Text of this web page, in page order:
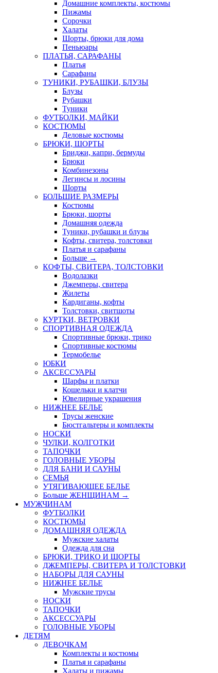
Домашние комплекты, костюмы
Пижамы
Сорочки
Халаты
Шорты, брюки для дома
Пеньюары
ПЛАТЬЯ, САРАФАНЫ
Платья
Сарафаны
ТУНИКИ, РУБАШКИ, БЛУЗЫ
Блузы
Рубашки
Туники
ФУТБОЛКИ, МАЙКИ
КОСТЮМЫ
Деловые костюмы
БРЮКИ, ШОРТЫ
Бриджи, капри, бермуды
Брюки
Комбинезоны
Легинсы и лосины
Шорты
БОЛЬШИЕ РАЗМЕРЫ
Костюмы
Брюки, шорты
Домашняя одежда
Туники, рубашки и блузы
Кофты, свитера, толстовки
Платья и сарафаны
Больше →
КОФТЫ, СВИТЕРА, ТОЛСТОВКИ
Водолазки
Джемперы, свитера
Жилеты
Кардиганы, кофты
Толстовки, свитшоты
КУРТКИ, ВЕТРОВКИ
СПОРТИВНАЯ ОДЕЖДА
Спортивные брюки, трико
Спортивные костюмы
Термобелье
ЮБКИ
AКСЕССУАРЫ
Шарфы и платки
Кошельки и клатчи
Ювелирные украшения
НИЖНЕЕ БЕЛЬЕ
Трусы женские
Бюстгальтеры и комплекты
НОСКИ
ЧУЛКИ, КОЛГОТКИ
ТАПОЧКИ
ГОЛОВНЫЕ УБОРЫ
ДЛЯ БАНИ И САУНЫ
СЕМЬЯ
УТЯГИВАЮЩЕЕ БЕЛЬЕ
Больше ЖЕНЩИНАМ →
МУЖЧИНАМ
ФУТБОЛКИ
КОСТЮМЫ
ДОМАШНЯЯ ОДЕЖДА
Мужские халаты
Одежда для сна
БРЮКИ, ТРИКО И ШОРТЫ
ДЖЕМПЕРЫ, СВИТЕРА И ТОЛСТОВКИ
НАБОРЫ ДЛЯ САУНЫ
НИЖНЕЕ БЕЛЬЕ
Мужские трусы
НОСКИ
ТАПОЧКИ
АКСЕССУАРЫ
ГОЛОВНЫЕ УБОРЫ
ДЕТЯМ
ДЕВОЧКАМ
Комплекты и костюмы
Платья и сарафаны
Халаты и пижамы